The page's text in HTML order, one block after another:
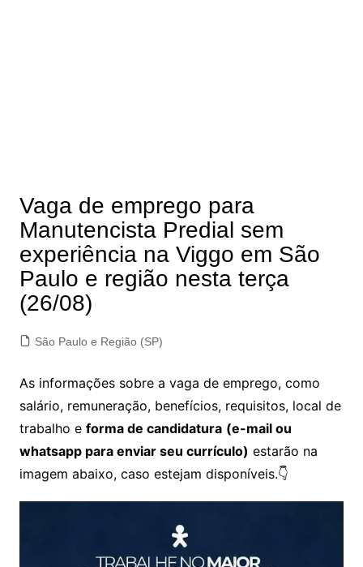
Vaga de emprego para
Manutencista Predial sem
experiência na Viggo em São
Paulo e região nesta terça
(26/08)
São Paulo e Região (SP)
As informações sobre a vaga de emprego, como
salário, remuneração, benefícios, requisitos, local de
trabalho e forma de candidatura (e-mail ou
whatsapp para enviar seu currículo) estarão na
imagem abaixo, caso estejam disponíveis.👇